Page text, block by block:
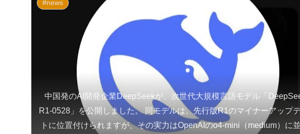
#news
中国発のAI開発企業DeepSeekが、次世代大規模言語モデル「
R1-0528」を公開しました。 同モデルは、先行版R1のマイナーアップ
トに位置付けられますが、その実力はOpenAIのo4-mini（medium）に